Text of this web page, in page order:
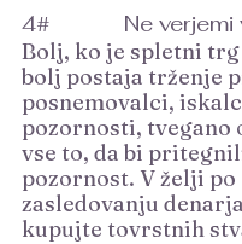
4#		 Ne
Bolj, ko je spletni trg
bolj postaja trženje
posnemovalci,
pozornosti, tvegano
vse to, da bi
pozornost. V želji po
zasledovanju
kupujte tovrstnih